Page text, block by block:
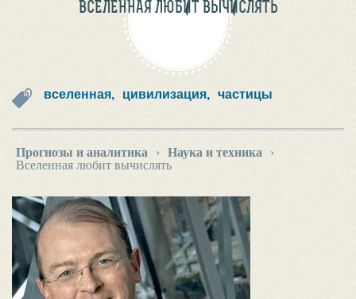
ВСЕЛЕННАЯ ЛЮБИТ ВЫЧИСЛЯТЬ
вселенная, цивилизация, частицы
Прогнозы и аналитика › Наука и техника
›
Вселенная любит вычислять